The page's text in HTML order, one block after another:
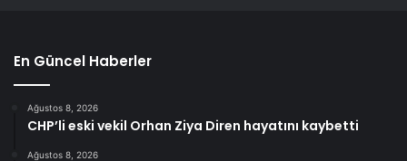
En Güncel Haberler
Ağustos 8, 2026
CHP’li eski vekil Orhan Ziya Diren hayatını kaybetti
Ağustos 8, 2026